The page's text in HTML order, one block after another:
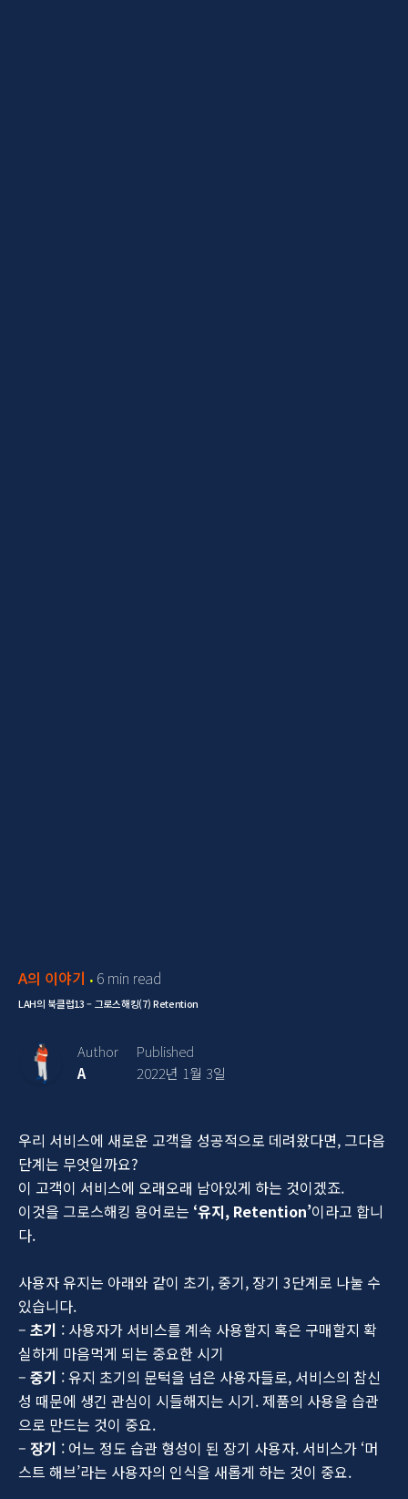
A의 이야기 6 min read
LAH의 북클럽13 – 그로스해킹(7) Retention
Author
A
Published
2022년 1월 3일
우리 서비스에 새로운 고객을 성공적으로 데려왔다면, 그다음
단계는 무엇일까요?
이 고객이 서비스에 오래오래 남아있게 하는 것이겠죠.
이것을 그로스해킹 용어로는 ‘유지, Retention’이라고 합니
다.
사용자 유지는 아래와 같이 초기, 중기, 장기 3단계로 나눌 수
있습니다.
– 초기 : 사용자가 서비스를 계속 사용할지 혹은 구매할지 확
실하게 마음먹게 되는 중요한 시기
– 중기 : 유지 초기의 문턱을 넘은 사용자들로, 서비스의 참신
성 때문에 생긴 관심이 시들해지는 시기. 제품의 사용을 습관
으로 만드는 것이 중요.
– 장기 : 어느 정도 습관 형성이 된 장기 사용자. 서비스가 ‘머
스트 해브’라는 사용자의 인식을 새롭게 하는 것이 중요.